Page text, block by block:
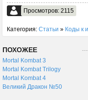
Просмотров: 2115
Категория: Статьи » Коды к
ПОХОЖЕЕ
Mortal Kombat 3
Mortal Kombat Trilogy
Mortal Kombat 4
Великий Дракон №50